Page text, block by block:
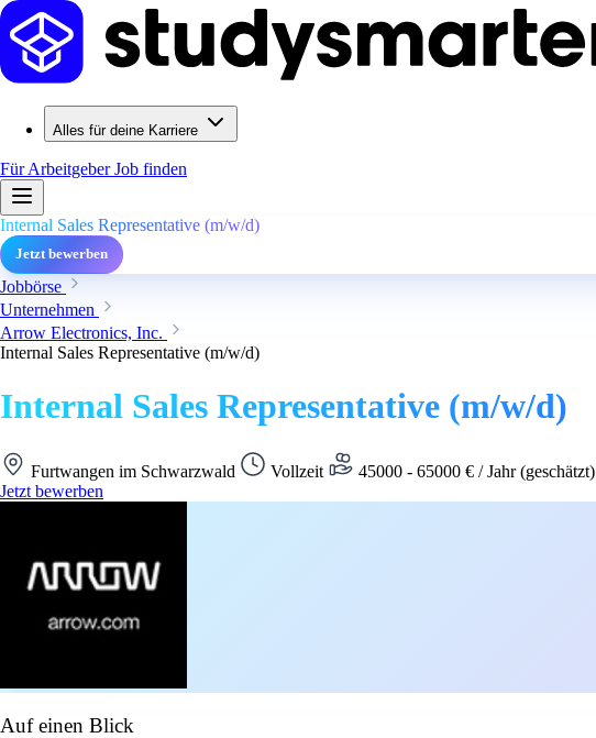
Alles für deine Karriere
Für ArbeitgeberJob finden
Internal Sales Representative (m/w/d)
Jetzt bewerben
Jobbörse
Unternehmen
Arrow Electronics, Inc.
Internal Sales Representative (m/w/d)
Internal Sales Representative (m/w/d)
Furtwangen im Schwarzwald Vollzeit 45000 - 65000 € / Jahr (geschätzt)
Jetzt bewerben
Auf einen Blick